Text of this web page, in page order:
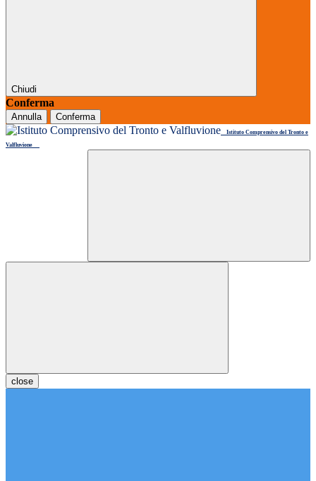
Chiudi
Conferma
Annulla Conferma
Istituto Comprensivo del Tronto e
Valfluvione
close